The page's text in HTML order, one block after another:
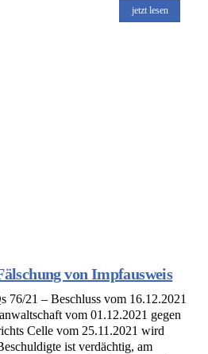
jetzt lesen
von Impfausweis
76/21 – Beschluss vom 16.12.2021
vom 01.12.2021 gegen
Celle vom 25.11.2021 wird
ist verdächtig, am